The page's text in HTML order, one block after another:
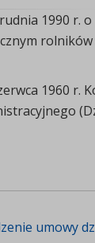
1990 r. o
rolników
1960 r.
umowy